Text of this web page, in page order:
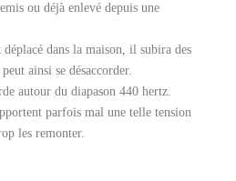
ou déjà enlevé depuis une
dans la maison, il subira des
ainsi se désaccorder.
autour du diapason 440 hertz.
parfois mal une telle tension
les remonter.